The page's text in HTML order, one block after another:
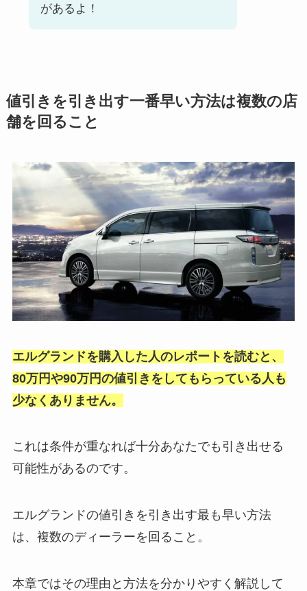
があるよ！
値引きを引き出す一番早い方法は複数の店
舗を回ること
エルグランドを購入した人のレポートを読むと、
80万円や90万円の値引きをしてもらっている人も
少なくありません。
これは条件が重なれば十分あなたでも引き出せる
可能性があるのです。
エルグランドの値引きを引き出す最も早い方法
は、複数のディーラーを回ること。
本章ではその理由と方法を分かりやすく解説して